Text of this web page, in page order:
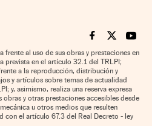
Cinco Días en
Cinco Días
Cinco
frente al uso de sus obras y prestaciones en
prevista en el artículo 32.1 del TRLPI;
a la reproducción, distribución y
y artículos sobre temas de actualidad
y, asimismo, realiza una reserva expresa
obras y otras prestaciones accesibles desde
u otros medios que resulten
con el artículo 67.3 del Real Decreto - ley